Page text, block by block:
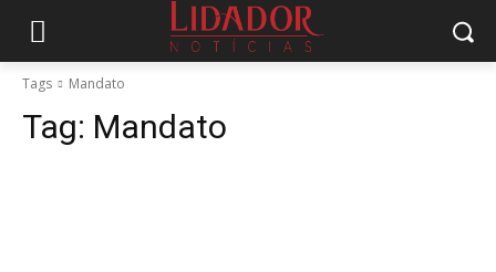
Tags Mandato
Tag: Mandato